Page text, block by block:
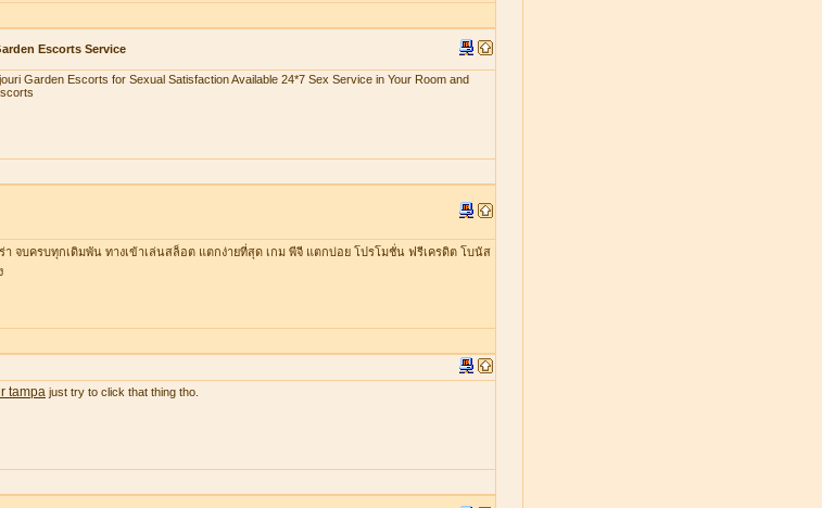
Escorts Service
Garden Escorts for Sexual Satisfaction Available 24*7 Sex Service in Your Room and
จบครบทุกเดิมพัน ทางเข้าเล่นสล็อต แตกง่ายที่สุด เกม พีจี แตกบ่อย โปรโมชั่น ฟรีเครดิต โบนัส
tampa just try to click that thing tho.